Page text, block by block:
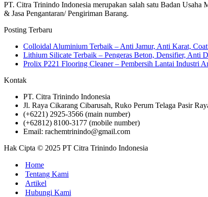
PT. Citra Trinindo Indonesia merupakan salah satu Badan
& Jasa Pengantaran/ Pengiriman Barang.
Posting Terbaru
Colloidal Aluminium Terbaik – Anti Jamur, Anti Karat,
Lithium Silicate Terbaik – Pengeras Beton, Densifier, Anti
Prolix P221 Flooring Cleaner – Pembersih Lantai Industri
Kontak
PT. Citra Trinindo Indonesia
Jl. Raya Cikarang Cibarusah, Ruko Perum Telaga Pasir
(+6221) 2925-3566 (main number)
(+62812) 8100-3177 (mobile number)
Email: rachemtrinindo@gmail.com
Hak Cipta © 2025 PT Citra Trinindo Indonesia
Home
Tentang Kami
Artikel
Hubungi Kami